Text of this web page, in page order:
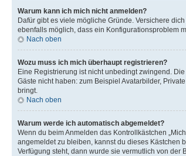
Warum kann ich mich nicht anmelden?
Dafür gibt es viele mögliche Gründe. Versichere
ebenfalls möglich, dass ein Konfigurationsproblem
Nach oben
Wozu muss ich mich überhaupt registrieren?
Eine Registrierung ist nicht unbedingt zwingend.
Gäste nicht haben: zum Beispiel Avatarbilder,
bringt.
Nach oben
Warum werde ich automatisch abgemeldet?
Wenn du beim Anmelden das Kontrollkästchen
angemeldet zu bleiben, kannst du dieses Kästchen
Verfügung steht, dann wurde sie vermutlich von der